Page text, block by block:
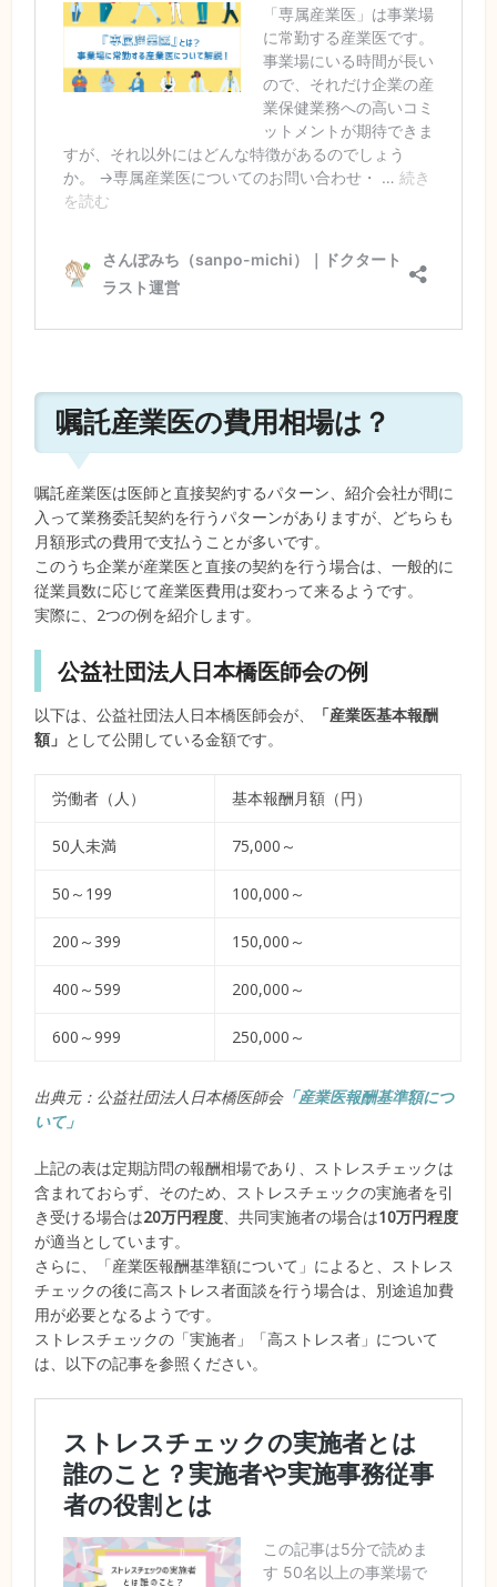
嘱託産業医の費用相場は？
嘱託産業医は医師と直接契約するパターン、紹介会社が間に
入って業務委託契約を行うパターンがありますが、どちらも
月額形式の費用で支払うことが多いです。
このうち企業が産業医と直接の契約を行う場合は、一般的に
従業員数に応じて産業医費用は変わって来るようです。
実際に、2つの例を紹介します。
公益社団法人日本橋医師会の例
以下は、公益社団法人日本橋医師会が、
「産業医基本報酬
額」 として公開している金額です。
労働者（人） 基本報酬月額（円）
50人未満 75,000～
50～199 100,000～
200～399 150,000～
400～599 200,000～
600～999 250,000～
出典元：公益社団法人日本橋医師会「産業医報酬基準額につ
いて」
上記の表は定期訪問の報酬相場であり、ストレスチェックは
含まれておらず、そのため、ストレスチェックの実施者を引
き受ける場合は20万円程度 、共同実施者の場合は10万円程度
が適当としています。
さらに、「産業医報酬基準額について」によると、ストレス
チェックの後に高ストレス者面談を行う場合は、別途追加費
用が必要となるようです。
ストレスチェックの「実施者」「高ストレス者」について
は、以下の記事を参照ください。